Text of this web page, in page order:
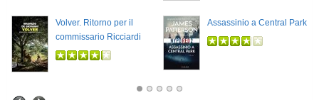
Volver. Ritorno per il
commissario Ricciardi
Assassinio a Central Park